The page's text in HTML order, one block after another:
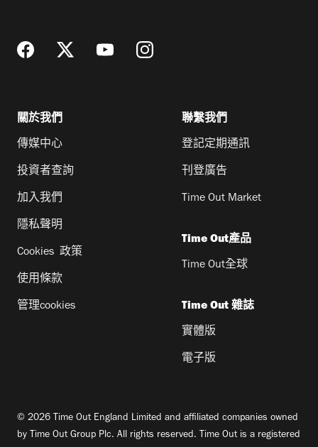
關於我們
傳媒中心
投資者查詢
加入我們
隱私聲明
Cookies 政策
使用條款
管理cookies
聯繫我們
登記定期通訊
刊登廣告
Time Out Market
Time Out產品
Time Out全球
Time Out 雜誌
實體版
電子版
© 2026 Time Out England Limited and affiliated companies owned
by Time Out Group Plc. All rights reserved. Time Out is a registered